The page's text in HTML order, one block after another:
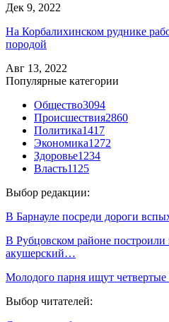
Дек 9, 2022
На Корбалихинском руднике
породой
Авг 13, 2022
Популярные категории
Общество3094
Происшествия2860
Политика1417
Экономика1272
Здоровье1234
Власть1125
Выбор редакции:
В Барнауле посреди дороги
В Рубцовском районе
акушерский…
Молодого парня ищут четвертые
Выбор читателей: